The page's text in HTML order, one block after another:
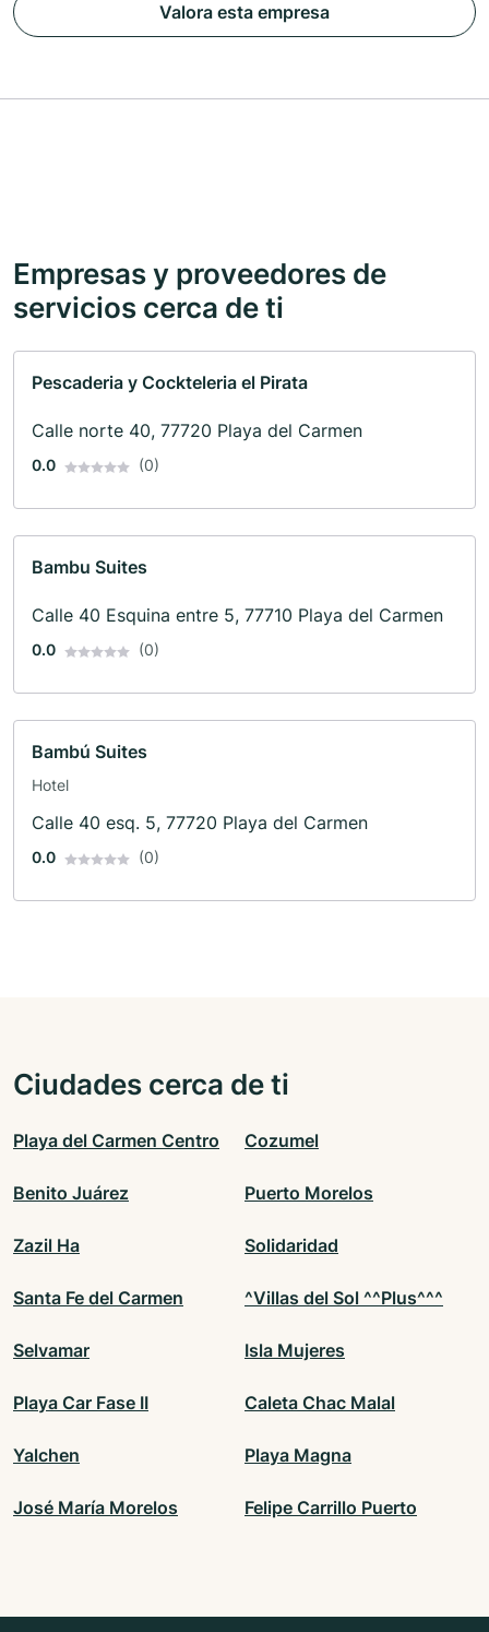
Valora esta empresa
Empresas y proveedores de
servicios cerca de ti
Pescaderia y Cockteleria el Pirata
Calle norte 40, 77720 Playa del Carmen
0.0 (0)
Bambu Suites
Calle 40 Esquina entre 5, 77710 Playa del Carmen
0.0 (0)
Bambú Suites
Hotel
Calle 40 esq. 5, 77720 Playa del Carmen
0.0 (0)
Ciudades cerca de ti
Playa del Carmen Centro Cozumel
Benito Juárez Puerto Morelos
Zazil Ha Solidaridad
Santa Fe del Carmen ^Villas del Sol ^^Plus^^^
Selvamar Isla Mujeres
Playa Car Fase II Caleta Chac Malal
Yalchen Playa Magna
José María Morelos Felipe Carrillo Puerto